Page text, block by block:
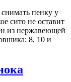
пенку у
сито не оставит
из нержавеющей
8, 10 и